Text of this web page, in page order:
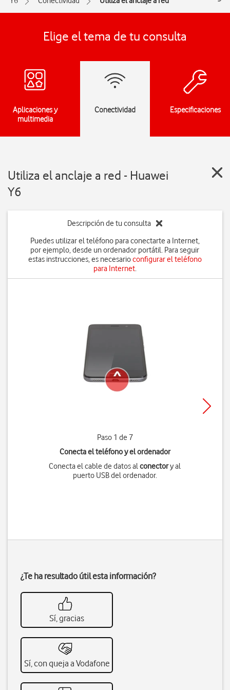
Elige el tema de tu consulta
Aplicaciones y
multimedia
Conectividad Especificaciones
Utiliza el anclaje a red - Huawei
Y6
Descripción de tu consulta
Puedes utilizar el teléfono para conectarte a Internet,
por ejemplo, desde un ordenador portátil. Para seguir
estas instrucciones, es necesarioconfigurar el teléfono
para Internet.
Paso 1 de 7
Conecta el teléfono y el ordenador
Conecta el cable de datos alconectory al
puerto USB del ordenador.
¿Te ha resultado útil esta información?
Sí, gracias
Sí, con queja a Vodafone